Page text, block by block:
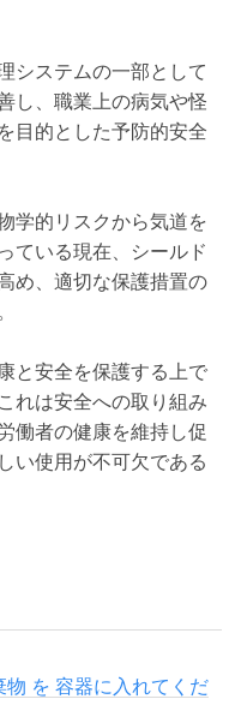
システムの一部として
し、職業上の病気や怪
目的とした予防的安全
学的リスクから気道を
ている現在、シールド
め、適切な保護措置の
と安全を保護する上で
れは安全への取り組み
働者の健康を維持し促
い使用が不可欠である
物 を 容器に入れてくだ